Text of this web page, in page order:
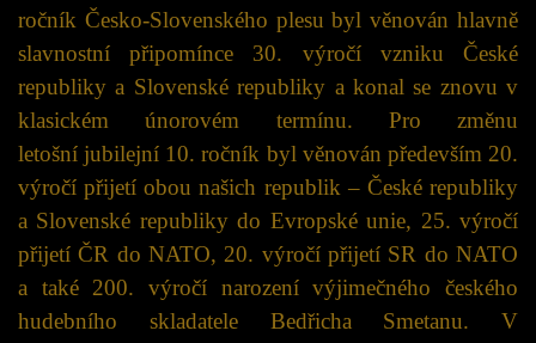
ročník Česko-Slovenského plesu byl věnován hlavně
slavnostní připomínce 30. výročí vzniku České
republiky a Slovenské republiky a konal se znovu v
klasickém únorovém termínu. Pro změnu
letošní jubilejní 10. ročník byl věnován především 20.
výročí přijetí obou našich republik – České republiky
a Slovenské republiky do Evropské unie, 25. výročí
přijetí ČR do NATO, 20. výročí přijetí SR do NATO
a také 200. výročí narození výjimečného českého
hudebního skladatele Bedřicha Smetanu. V